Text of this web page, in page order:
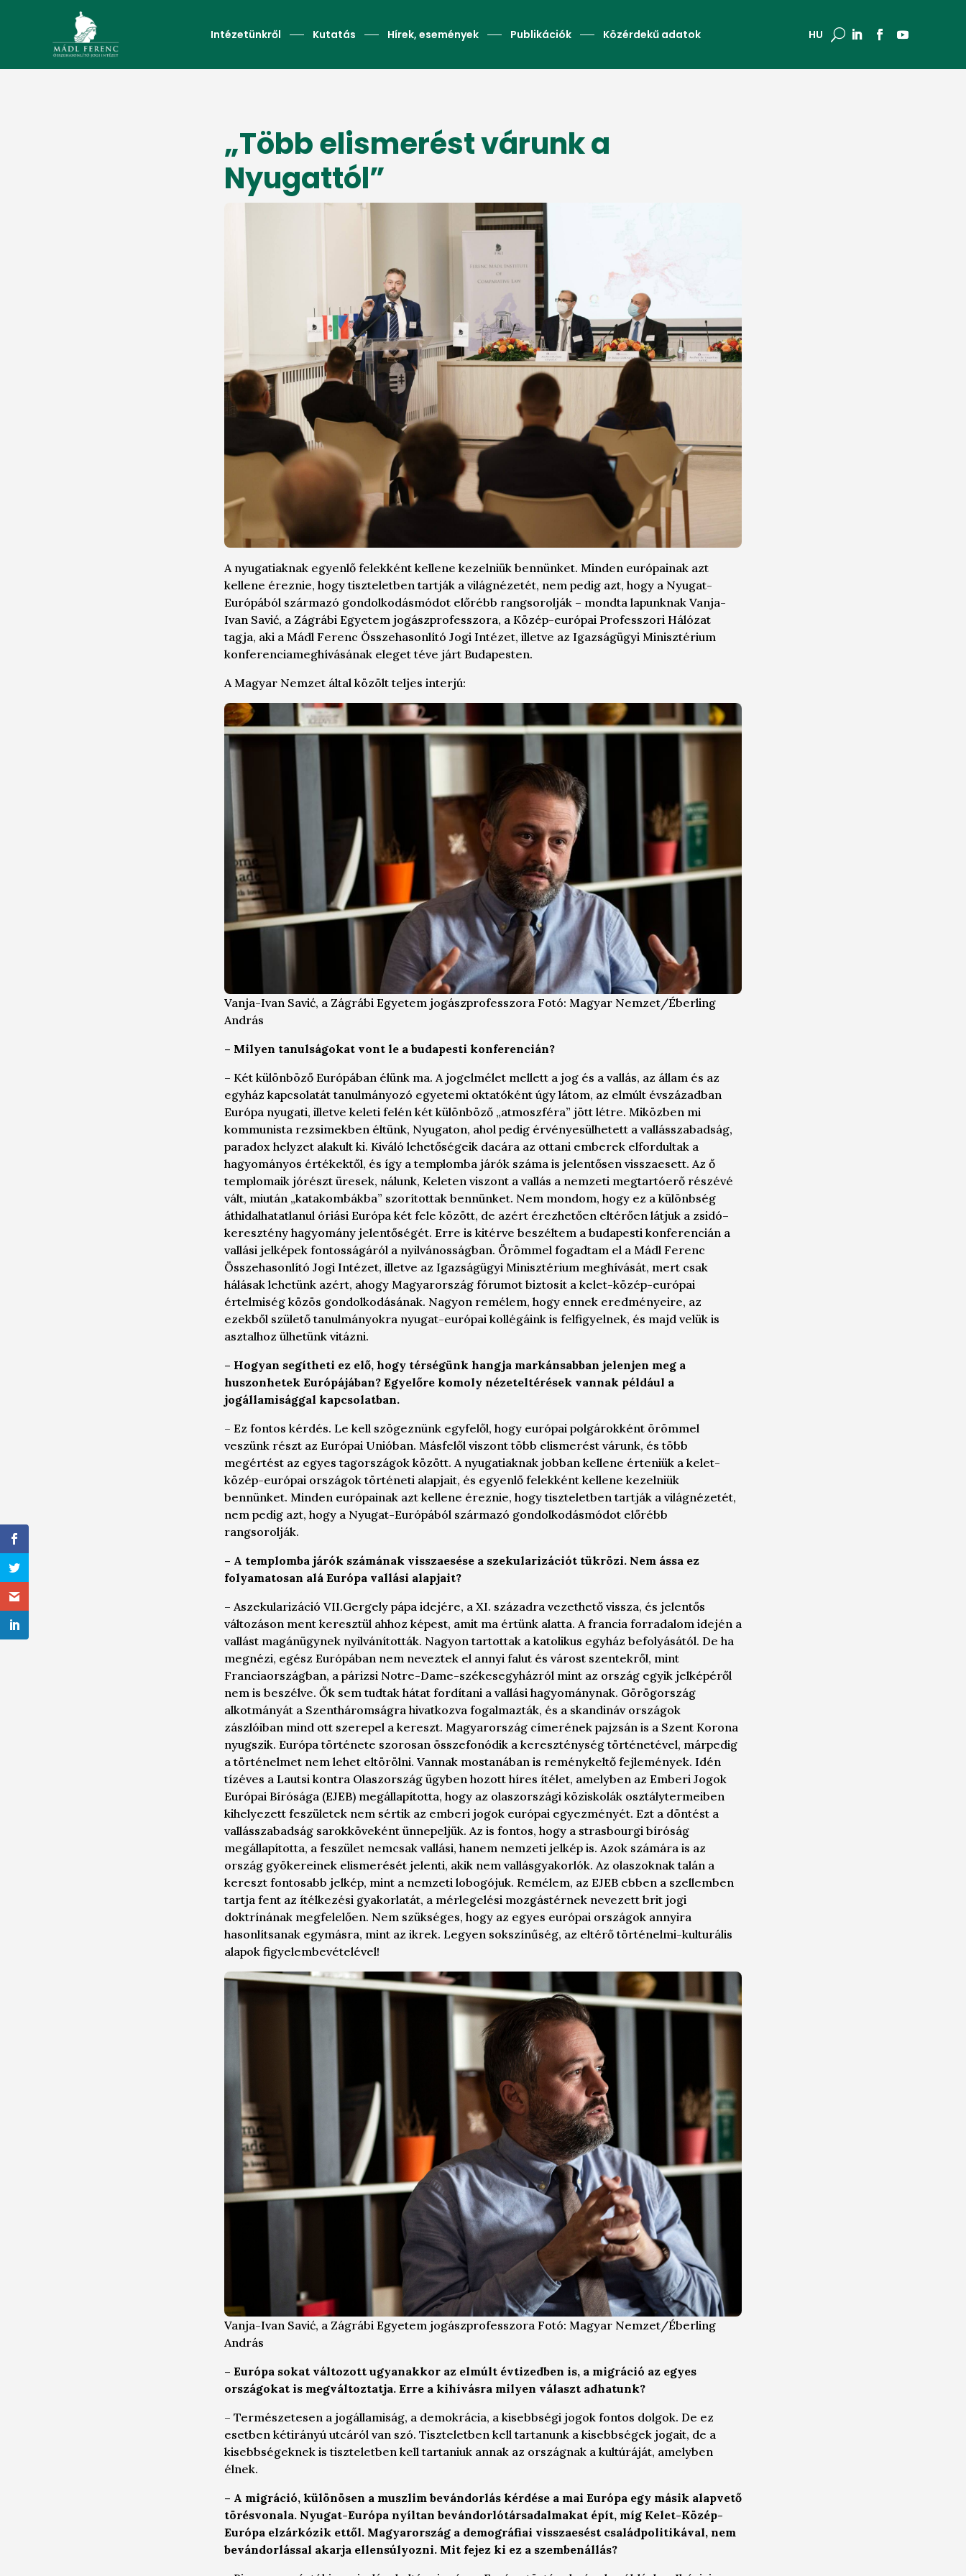
Intézetünkről Kutatás Hírek, események Publikációk Közérdekű adatok HU U
„Több elismerést várunk a
Nyugattól”
A nyugatiaknak egyenlő felekként kellene kezelniük bennünket. Minden európainak azt
kellene éreznie, hogy tiszteletben tartják a világnézetét, nem pedig azt, hogy a Nyugat-
Európából származó gondolkodásmódot előrébb rangsorolják – mondta lapunknak Vanja-
Ivan Savić, a Zágrábi Egyetem jogászprofesszora, a Közép-európai Professzori Hálózat
tagja, aki a Mádl Ferenc Összehasonlító Jogi Intézet, illetve az Igazságügyi Minisztérium
konferenciameghívásának eleget téve járt Budapesten.
A Magyar Nemzet által közölt teljes interjú:
Vanja-Ivan Savić, a Zágrábi Egyetem jogászprofesszora Fotó: Magyar Nemzet/Éberling
András
– Milyen tanulságokat vont le a budapesti konferencián?
– Két különböző Európában élünk ma. A jogelmélet mellett a jog és a vallás, az állam és az
egyház kapcsolatát tanulmányozó egyetemi oktatóként úgy látom, az elmúlt évszázadban
Európa nyugati, illetve keleti felén két különböző „atmoszféra” jött létre. Miközben mi
kommunista rezsimekben éltünk, Nyugaton, ahol pedig érvényesülhetett a vallásszabadság,
paradox helyzet alakult ki. Kiváló lehetőségeik dacára az ottani emberek elfordultak a
hagyományos értékektől, és így a templomba járók száma is jelentősen visszaesett. Az ő
templomaik jórészt üresek, nálunk, Keleten viszont a vallás a nemzeti megtartóerő részévé
vált, miután „katakombákba” szorítottak bennünket. Nem mondom, hogy ez a különbség
áthidalhatatlanul óriási Európa két fele között, de azért érezhetően eltérően látjuk a zsidó–
keresztény hagyomány jelentőségét. Erre is kitérve beszéltem a budapesti konferencián a
vallási jelképek fontosságáról a nyilvánosságban. Örömmel fogadtam el a Mádl Ferenc
Összehasonlító Jogi Intézet, illetve az Igazságügyi Minisztérium meghívását, mert csak
hálásak lehetünk azért, ahogy Magyarország fórumot biztosít a kelet-közép-európai
értelmiség közös gondolkodásának. Nagyon remélem, hogy ennek eredményeire, az
ezekből születő tanulmányokra nyugat-európai kollégáink is felfigyelnek, és majd velük is
asztalhoz ülhetünk vitázni.
– Hogyan segítheti ez elő, hogy térségünk hangja markánsabban jelenjen meg a
huszonhetek Európájában? Egyelőre komoly nézeteltérések vannak például a
jogállamisággal kapcsolatban.
– Ez fontos kérdés. Le kell szögeznünk egyfelől, hogy európai polgárokként örömmel
veszünk részt az Európai Unióban. Másfelől viszont több elismerést várunk, és több
megértést az egyes tagországok között. A nyugatiaknak jobban kellene érteniük a kelet-
közép-európai országok történeti alapjait, és egyenlő felekként kellene kezelniük
bennünket. Minden európainak azt kellene éreznie, hogy tiszteletben tartják a világnézetét,
nem pedig azt, hogy a Nyugat-Európából származó gondolkodásmódot előrébb
rangsorolják.
– A templomba járók számának visszaesése a szekularizációt tükrözi. Nem ássa ez
folyamatosan alá Európa vallási alapjait?
– Aszekularizáció VII.Gergely pápa idejére, a XI. századra vezethető vissza, és jelentős
változáson ment keresztül ahhoz képest, amit ma értünk alatta. A francia forradalom idején a
vallást magánügynek nyilvánították. Nagyon tartottak a katolikus egyház befolyásától. De ha
megnézi, egész Európában nem neveztek el annyi falut és várost szentekről, mint
Franciaországban, a párizsi Notre-Dame-székesegyházról mint az ország egyik jelképéről
nem is beszélve. Ők sem tudtak hátat fordítani a vallási hagyománynak. Görögország
alkotmányát a Szentháromságra hivatkozva fogalmazták, és a skandináv országok
zászlóiban mind ott szerepel a kereszt. Magyarország címerének pajzsán is a Szent Korona
nyugszik. Európa története szorosan összefonódik a kereszténység történetével, márpedig
a történelmet nem lehet eltörölni. Vannak mostanában is reménykeltő fejlemények. Idén
tízéves a Lautsi kontra Olaszország ügyben hozott híres ítélet, amelyben az Emberi Jogok
Európai Bírósága (EJEB) megállapította, hogy az olaszországi köziskolák osztálytermeiben
kihelyezett feszületek nem sértik az emberi jogok európai egyezményét. Ezt a döntést a
vallásszabadság sarokköveként ünnepeljük. Az is fontos, hogy a strasbourgi bíróság
megállapította, a feszület nemcsak vallási, hanem nemzeti jelkép is. Azok számára is az
ország gyökereinek elismerését jelenti, akik nem vallásgyakorlók. Az olaszoknak talán a
kereszt fontosabb jelkép, mint a nemzeti lobogójuk. Remélem, az EJEB ebben a szellemben
tartja fent az ítélkezési gyakorlatát, a mérlegelési mozgástérnek nevezett brit jogi
doktrínának megfelelően. Nem szükséges, hogy az egyes európai országok annyira
hasonlítsanak egymásra, mint az ikrek. Legyen sokszínűség, az eltérő történelmi-kulturális
alapok figyelembevételével!
Vanja-Ivan Savić, a Zágrábi Egyetem jogászprofesszora Fotó: Magyar Nemzet/Éberling
András
– Európa sokat változott ugyanakkor az elmúlt évtizedben is, a migráció az egyes
országokat is megváltoztatja. Erre a kihívásra milyen választ adhatunk?
– Természetesen a jogállamiság, a demokrácia, a kisebbségi jogok fontos dolgok. De ez
esetben kétirányú utcáról van szó. Tiszteletben kell tartanunk a kisebbségek jogait, de a
kisebbségeknek is tiszteletben kell tartaniuk annak az országnak a kultúráját, amelyben
élnek.
– A migráció, különösen a muszlim bevándorlás kérdése a mai Európa egy másik alapvető
törésvonala. Nyugat-Európa nyíltan bevándorlótársadalmakat épít, míg Kelet-Közép-
Európa elzárkózik ettől. Magyarország a demográfiai visszaesést családpolitikával, nem
bevándorlással akarja ellensúlyozni. Mit fejez ki ez a szembenállás?